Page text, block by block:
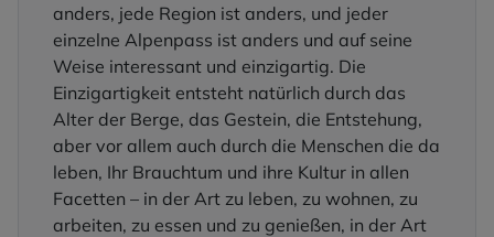
anders, jede Region ist anders, und jeder
einzelne Alpenpass ist anders und auf seine
Weise interessant und einzigartig. Die
Einzigartigkeit entsteht natürlich durch das
Alter der Berge, das Gestein, die Entstehung,
aber vor allem auch durch die Menschen die da
leben, Ihr Brauchtum und ihre Kultur in allen
Facetten – in der Art zu leben, zu wohnen, zu
arbeiten, zu essen und zu genießen, in der Art